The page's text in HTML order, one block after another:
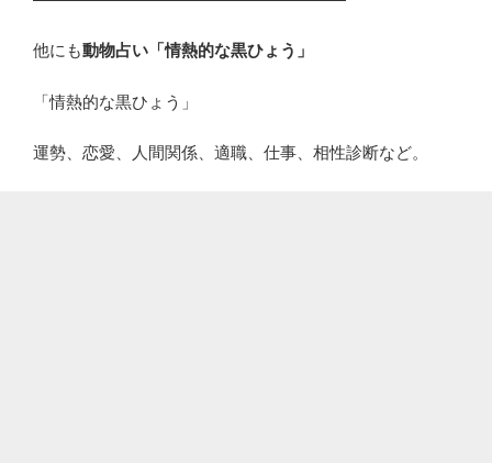
他にも動物占い「情熱的な黒ひょう」
「情熱的な黒ひょう」
運勢、恋愛、人間関係、適職、仕事、相性診断など。